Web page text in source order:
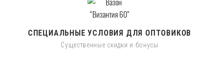
СПЕЦИАЛЬНЫЕ УСЛОВИЯ ДЛЯ ОПТОВИКОВ
Существенные скидки и бонусы